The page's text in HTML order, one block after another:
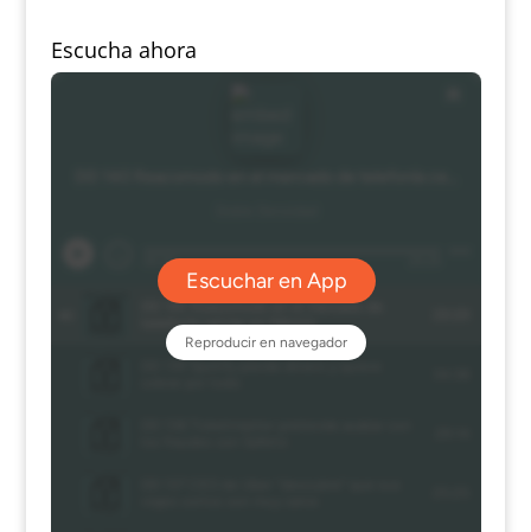
Escucha ahora